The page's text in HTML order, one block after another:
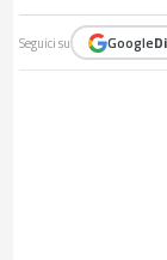
Seguici su Google